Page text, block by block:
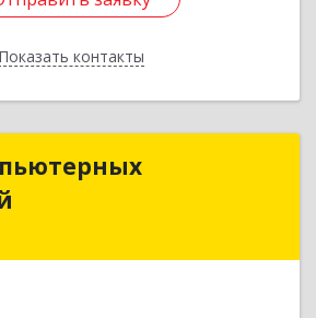
Показать контакты
Назад
Центр Компьютерных